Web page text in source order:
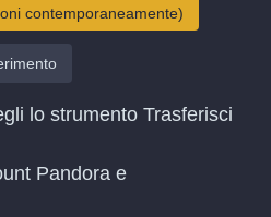
contemporaneamente)
lo strumento Trasferisci
Pandora e